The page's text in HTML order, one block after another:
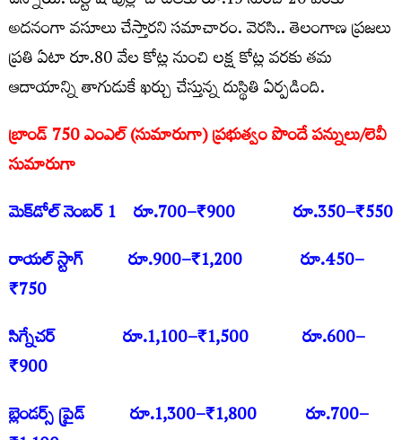
అదనంగా వసూలు చేస్తారని సమాచారం. వెరసి.. తెలంగాణ ప్ర‌జ‌లు
ప్ర‌తి ఏటా రూ.80 వేల కోట్ల నుంచి ల‌క్ష కోట్ల వ‌ర‌కు త‌మ
ఆదాయాన్ని తాగుడుకే ఖ‌ర్చు చేస్తున్న దుస్థితి ఏర్ప‌డింది.
బ్రాండ్ 750 ఎంఎల్‌ (సుమారుగా) ప్రభుత్వం పొందే పన్నులు/లెవీ
సుమారుగా
మెక్‌డోల్ నెంబ‌ర్ 1 రూ.700–₹900 రూ.350–₹550
రాయ‌ల్ స్టాగ్‌ రూ.900–₹1,200 రూ.450–
₹750
సిగ్నేచ‌ర్‌ రూ.1,100–₹1,500 రూ.600–
₹900
బ్లెండ‌ర్స్ ప్రైడ్‌ రూ.1,300–₹1,800 రూ.700–